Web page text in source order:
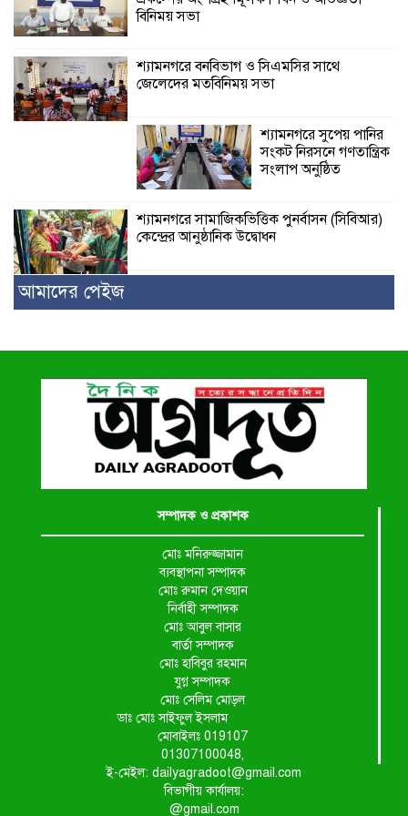
বিনিময় সভা
শ্যামনগরে বনবিভাগ ও সিএমসির সাথে
জেলেদের মতবিনিময় সভা
শ্যামনগরে সুপেয় পানির
সংকট নিরসনে গণতান্ত্রিক
সংলাপ অনুষ্ঠিত
শ্যামনগরে সামাজিকভিত্তিক পুনর্বাসন (সিবিআর)
কেন্দ্রের আনুষ্ঠানিক উদ্বোধন
আমাদের পেইজ
সম্পাদক ও প্রকাশক
মোঃ মনিরুজ্জামান
ব্যবস্থাপনা সম্পাদক
মোঃ রুমান দেওয়ান
নির্বাহী সম্পাদক
মোঃ আবুল বাসার
বার্তা সম্পাদক
মোঃ হাবিবুর রহমান
যুগ্ন সম্পাদক
মোঃ সেলিম মোড়ল
ডাঃ মোঃ সাইফুল ইসলাম
মোবাইলঃ 019107
01307100048,
ই-মেইল: dailyagradoot@gmail.com
বিভাগীয় কার্যালয়:
@gmail.com